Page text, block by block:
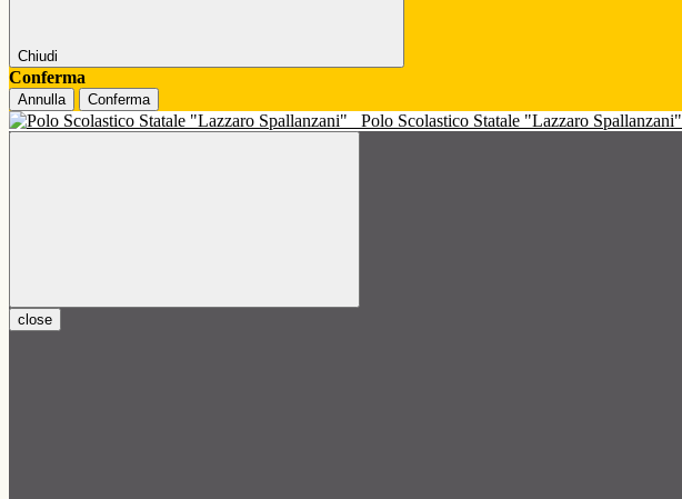
Chiudi
Conferma
Annulla Conferma
Polo Scolastico Statale "Lazzaro Spallanzani"
close